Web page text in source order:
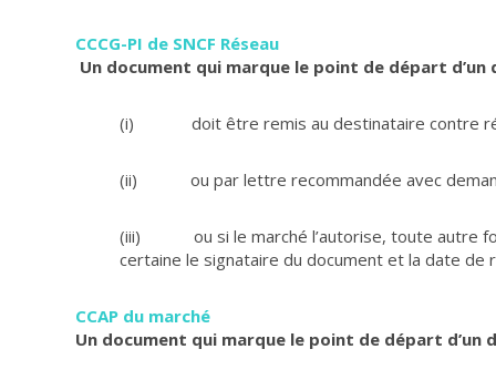
CCCG-PI de SNCF Réseau
Un document qui marque le point de départ d’un
(i) doit être remis au destinataire contre
(ii) ou par lettre recommandée avec
(iii) ou si le marché l’autorise, toute autre
certaine le signataire du document et la date de
CCAP du marché
Un document qui marque le point de départ d’un